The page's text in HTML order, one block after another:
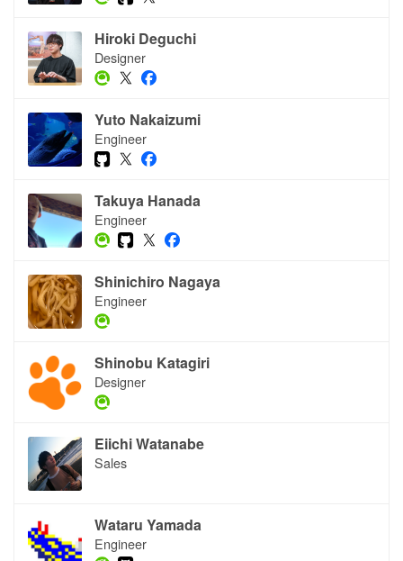
Hiroki Deguchi
Designer
Yuto Nakaizumi
Engineer
Takuya Hanada
Engineer
Shinichiro Nagaya
Engineer
Shinobu Katagiri
Designer
Eiichi Watanabe
Sales
Wataru Yamada
Engineer